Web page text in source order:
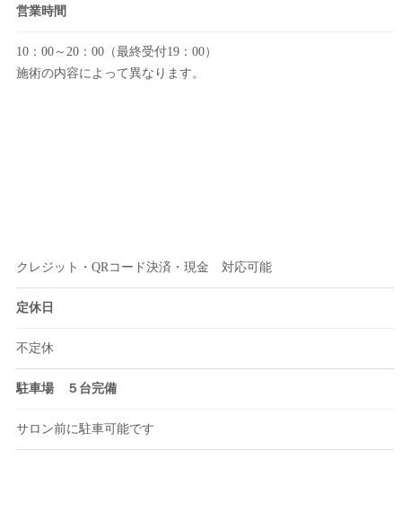
営業時間
10：00～20：00（最終受付19：00）
施術の内容によって異なります。
クレジット・QRコード決済・現金 対応可能
定休日
不定休
駐車場 ５台完備
サロン前に駐車可能です